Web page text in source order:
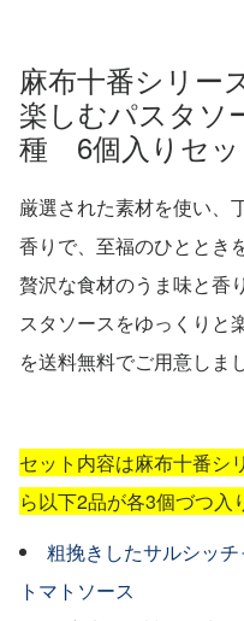
麻布十番シリー
楽しむパスタソ
種 6個入りセッ
厳選された素材を使い、
香りで、至福のひととき
贅沢な食材のうま味と香
スタソースをゆっくりと
を送料無料でご用意しま
セット内容は麻布十番
ら以下2品が各3個づつ入
粗挽きしたサルシッ
トマトソース